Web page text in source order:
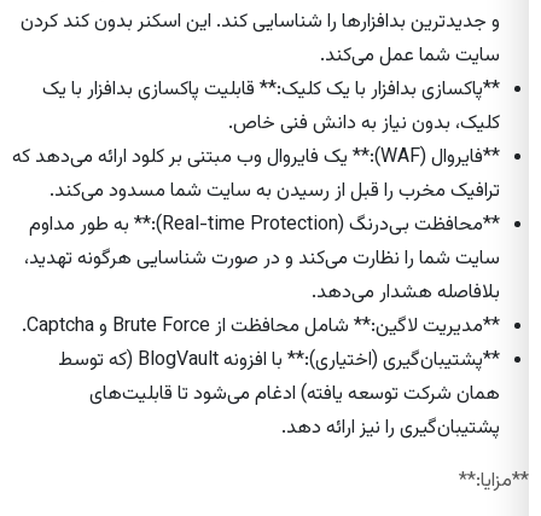
و جدیدترین بدافزارها را شناسایی کند. این اسکنر بدون کند کردن
سایت شما عمل می‌کند.
**پاکسازی بدافزار با یک کلیک:** قابلیت پاکسازی بدافزار با یک
کلیک، بدون نیاز به دانش فنی خاص.
**فایروال (WAF):** یک فایروال وب مبتنی بر کلود ارائه می‌دهد که
ترافیک مخرب را قبل از رسیدن به سایت شما مسدود می‌کند.
**محافظت بی‌درنگ (Real-time Protection):** به طور مداوم
سایت شما را نظارت می‌کند و در صورت شناسایی هرگونه تهدید،
بلافاصله هشدار می‌دهد.
**مدیریت لاگین:** شامل محافظت از Brute Force و Captcha.
**پشتیبان‌گیری (اختیاری):** با افزونه BlogVault (که توسط
همان شرکت توسعه یافته) ادغام می‌شود تا قابلیت‌های
پشتیبان‌گیری را نیز ارائه دهد.
**مزایا:**